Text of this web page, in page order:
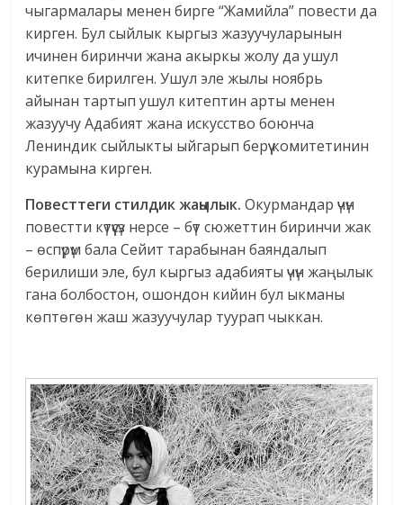
чыгармалары менен бирге “Жамийла” повести да
кирген. Бул сыйлык кыргыз жазуучуларынын
ичинен биринчи жана акыркы жолу да ушул
китепке бирилген. Ушул эле жылы ноябрь
айынан тартып ушул китептин арты менен
жазуучу Адабият жана искусство боюнча
Лениндик сыйлыкты ыйгарып берүү комитетинин
курамына кирген.
Повесттеги стилдик жаңылык. Окурмандар үчүн
повестти күтүүсүз нерсе – бүт сюжеттин биринчи жак
– өспүрүм бала Сейит тарабынан баяндалып
берилиши эле, бул кыргыз адабияты үчүн жаңылык
гана болбостон, ошондон кийин бул ыкманы
көптөгөн жаш жазуучулар туурап чыккан.